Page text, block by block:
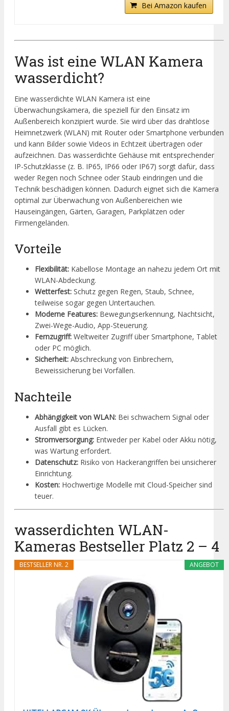
Bei Amazon kaufen
Was ist eine WLAN Kamera
wasserdicht?
Eine wasserdichte WLAN Kamera ist eine
Überwachungskamera, die speziell für den Einsatz im
Außenbereich konzipiert wurde. Sie wird über das drahtlose
Heimnetzwerk (WLAN) mit Router oder Smartphone verbunden
und kann Bilder sowie Videos in Echtzeit übertragen oder
aufzeichnen. Das wasserdichte Gehäuse mit entsprechender
IP-Schutzklasse (z. B. IP65, IP66 oder IP67) sorgt dafür, dass
weder Regen noch Schnee oder Staub eindringen und die
Technik beschädigen können. Dadurch eignet sich die Kamera
optimal zur Überwachung von Außenbereichen wie
Hauseingängen, Gärten, Garagen, Parkplätzen oder
Firmengeländen.
Vorteile
Flexibilität: Kabellose Montage an nahezu jedem Ort mit
WLAN-Abdeckung.
Wetterfest: Schutz gegen Regen, Staub, Schnee,
teilweise sogar gegen Untertauchen.
Moderne Features: Bewegungserkennung, Nachtsicht,
Zwei-Wege-Audio, App-Steuerung.
Fernzugriff: Weltweiter Zugriff über Smartphone, Tablet
oder PC möglich.
Sicherheit: Abschreckung von Einbrechern,
Beweissicherung bei Vorfällen.
Nachteile
Abhängigkeit von WLAN: Bei schwachem Signal oder
Ausfall gibt es Lücken.
Stromversorgung: Entweder per Kabel oder Akku nötig,
was Wartung erfordert.
Datenschutz: Risiko von Hackerangriffen bei unsicherer
Einrichtung.
Kosten: Hochwertige Modelle mit Cloud-Speicher sind
teuer.
wasserdichten WLAN-
Kameras Bestseller Platz 2 – 4
ANGEBOT
BESTSELLER NR. 2